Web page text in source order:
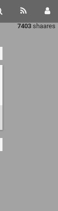
7403 shaares